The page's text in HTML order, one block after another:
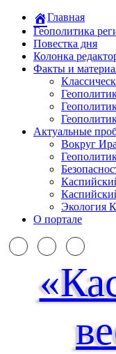
Главная
Геополитика
Повестка дня
Колонка
Факты и
Актуальные
Вокруг
Экология
О портале